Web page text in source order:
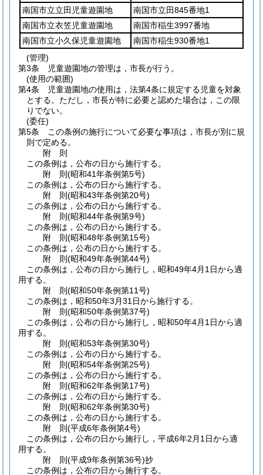
南国市立立田児童遊園地
南国市立田845番地1
南国市立衣笠児童遊園地
南国市稲生3997番地
南国市立小久保児童遊園地
南国市稲生930番地1
(管理)
第3条
児童遊園地の管理は，市長が行う。
(使用の範囲)
第4条
児童遊園地の使用は，法第4条に規定する児童を対象
とする。 ただし，市長が特に必要と認めた場合は，この限
りでない。
(委任)
第5条
この条例の施行について必要な事項は，市長が別に規
則で定める。
附 則
この条例は，公布の日から施行する。
附 則(昭和41年条例第5号)
この条例は，公布の日から施行する。
附 則(昭和43年条例第20号)
この条例は，公布の日から施行する。
附 則(昭和44年条例第9号)
この条例は，公布の日から施行する。
附 則(昭和48年条例第15号)
この条例は，公布の日から施行する。
附 則(昭和49年条例第44号)
この条例は，公布の日から施行し，昭和49年4月1日から適
用する。
附 則(昭和50年条例第11号)
この条例は，昭和50年3月31日から施行する。
附 則(昭和50年条例第37号)
この条例は，公布の日から施行し，昭和50年4月1日から適
用する。
附 則(昭和53年条例第30号)
この条例は，公布の日から施行する。
附 則(昭和54年条例第25号)
この条例は，公布の日から施行する。
附 則(昭和62年条例第17号)
この条例は，公布の日から施行する。
附 則(昭和62年条例第30号)
この条例は，公布の日から施行する。
附 則(平成6年条例第4号)
この条例は，公布の日から施行し，平成6年2月1日から適
用する。
附 則(平成9年条例第36号)抄
この条例は，公布の日から施行する。